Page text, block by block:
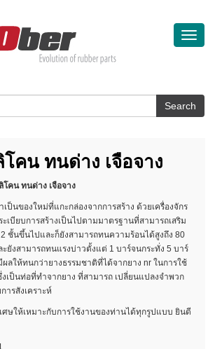
Toggle
คน ทนด่าง เจือจาง
โคน ทนด่าง เจือจาง
เป็นของใหม่ที่แกะกล่องจากการสร้าง ด้วยเครื่องจักร
เบียบการสร้างเป็นไปตามมาตรฐานที่สามารถเสริม
ชั้นขึ้นไปและก็ยังสามารถทนความร้อนได้สูงถึง 80
ะยังสามารถทนแรงบ่าวตั้งแต่ 1 บาร์จนกระทั่ง 5 บาร์
ผลให้ทนกว่ายางธรรมชาติที่ได้จากยาง nr ในการใช้
เป็นท่อที่ทำจากยาง ที่สามารถ เปลี่ยนแปลงจำพวก
รสังเคราะห์
ศษให้เหมาะกับการใช้งานของท่านได้ทุกรูปแบบ ยินดี